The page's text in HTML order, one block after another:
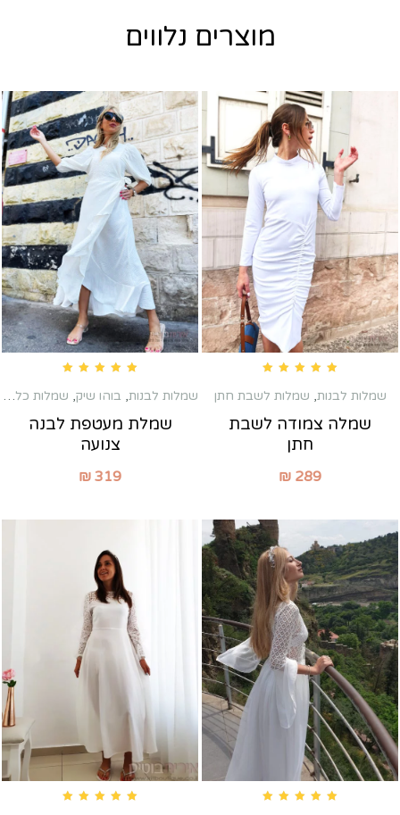
מוצרים נלווים
שמלות לבנות, שמלות לשבת חתן
שמלה צמודה לשבת
חתן
₪ 289
שמלות לבנות, בוהו שיק, שמלות כלה שניה
שמלת מעטפת לבנה
צנועה
₪ 319